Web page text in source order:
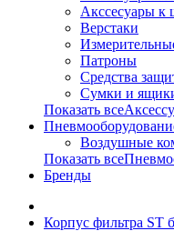
Акссесуары
Верстаки
Патроны
Средства
Сумки и
Показать
Воздушные
Показать
Бренды
Корпус фильтра ST